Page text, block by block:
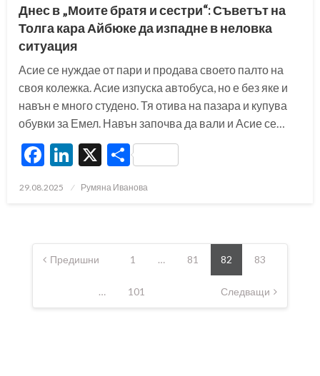
Днес в „Моите братя и сестри“: Съветът на
Толга кара Айбюке да изпадне в неловка
ситуация
Асие се нуждае от пари и продава своето палто на
своя колежка. Асие изпуска автобуса, но е без яке и
навън е много студено. Тя отива на пазара и купува
обувки за Емел. Навън започва да вали и Асие се…
Facebook
LinkedIn
X Share
Posted
29.08.2025 Румяна Иванова
Разделяне
на Предишни 1 … 81 82 83
… 101 Следващи